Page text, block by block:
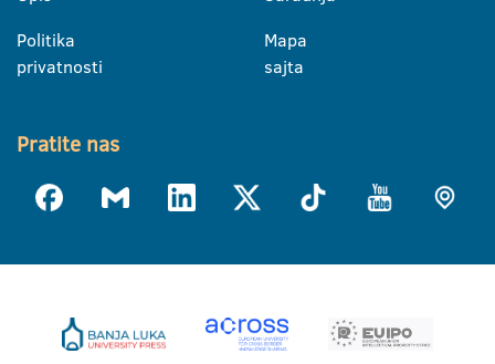
Politika
privatnosti
Mapa
sajta
Pratite nas